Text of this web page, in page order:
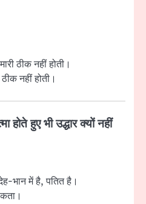
ठीक नहीं होती।
नहीं होती।
होते हुए भी उद्धार क्यों नहीं
भान में है, पतित है।